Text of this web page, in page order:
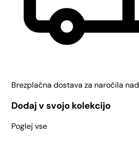
Brezplačna dostava za naročila nad
Dodaj v svojo kolekcijo
Poglej vse